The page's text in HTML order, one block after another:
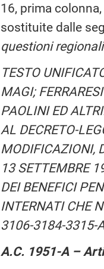
16, prima
sostituite dalle
questioni regionali
TESTO
MAGI;
PAOLINI ED
AL DECRETO-
MODIFICAZIONI,
13 SETTEMBRE
DEI BENEFICI
INTERNATI CHE
3106-3184-3315-
A.C. 1951-A –